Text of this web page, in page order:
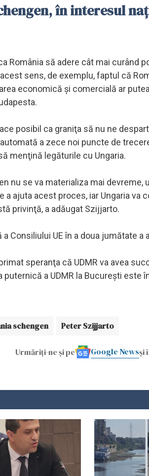
în interesul
România să adere cât mai curând
sens, de exemplu, faptul că
economică şi comercială ar
posibil ca graniţa să nu ne
a zece noi puncte de
menţină legăturile cu Ungaria.
nu se va materializa mai
a ajuta acest proces, iar Ungaria
privinţă, a adăugat Szijjarto.
Consiliului UE în a doua jumătate a
speranţa că UDMR va avea
puternică a UDMR la Bucureşti
schengen Peter Szijjarto
Urmăriți-ne și pe Google Newsși